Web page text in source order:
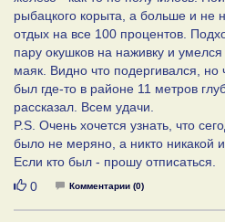
рыбацкого корыта, а больше и не
отдых на все 100 процентов.
пару окушков на наживку и
маяк. Видно что подергивался,
был где-то в районе 11 метров
рассказал. Всем удачи.
P.S. Очень хочется узнать, что
было не меряно, а никто никакой
Если кто был - прошу отписаться.
Нравится
0 Комментарии (0)